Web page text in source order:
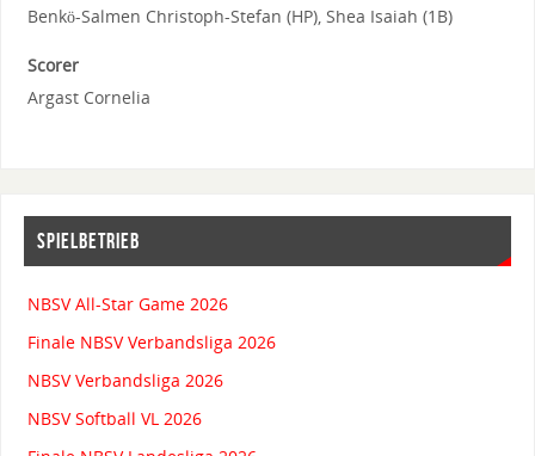
Benkö-Salmen Christoph-Stefan (HP), Shea Isaiah (1B)
Scorer
Argast Cornelia
SPIELBETRIEB
NBSV All-Star Game 2026
Finale NBSV Verbandsliga 2026
NBSV Verbandsliga 2026
NBSV Softball VL 2026